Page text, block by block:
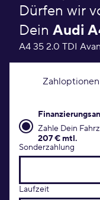
Dürfen wir
Dein Audi
A4 35 2.0 TDI
Zahloptionen
Zahle Dein
207 € mtl.
Sonderzahlung
Laufzeit